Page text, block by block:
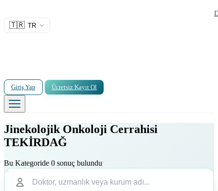
🇹🇷 TR
Giriş Yap Ücretsiz Kayıt Ol
Jinekolojik Onkoloji Cerrahisi
TEKİRDAĞ
Bu Kategoride 0 sonuç bulundu